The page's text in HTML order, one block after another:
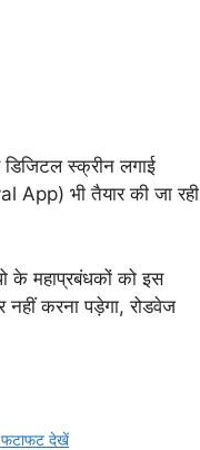
स्क्रीन लगाई
App) भी तैयार की जा रही
के महाप्रबंधकों को इस
नहीं करना पड़ेगा, रोडवेज
फटाफट देखें